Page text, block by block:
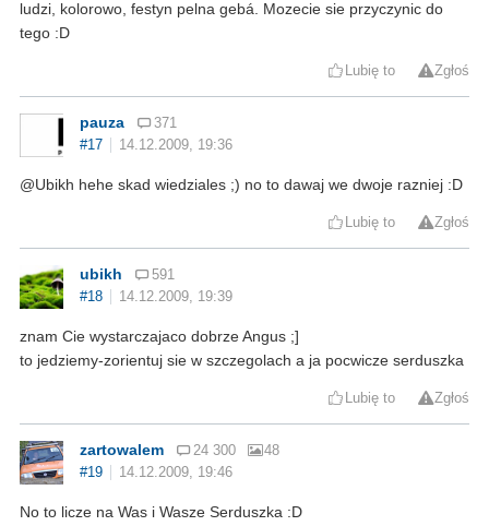
ludzi, kolorowo, festyn pelna gebá. Mozecie sie przyczynic do
tego :D
Lubię to Zgłoś
pauza
371
#17
14.12.2009, 19:36
@Ubikh hehe skad wiedziales ;) no to dawaj we dwoje razniej :D
Lubię to Zgłoś
ubikh
591
#18
14.12.2009, 19:39
znam Cie wystarczajaco dobrze Angus ;]
to jedziemy-zorientuj sie w szczegolach a ja pocwicze serduszka
Lubię to Zgłoś
zartowalem 24 300
48
#19
14.12.2009, 19:46
No to licze na Was i Wasze Serduszka :D